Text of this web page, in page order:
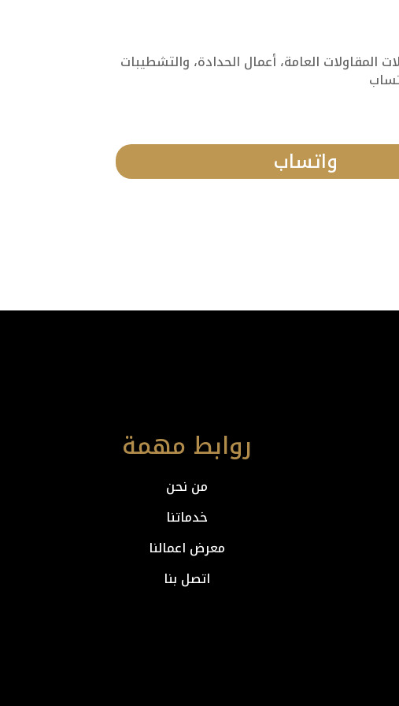
العامة، أعمال الحدادة، والتشطيبات
واتساب
روابط مهمة
من نحن
خدماتنا
معرض اعمالنا
اتصل بنا